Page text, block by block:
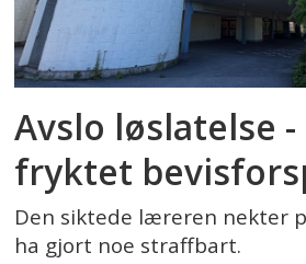
Avslo løslatelse
fryktet
Den siktede læreren nekter
ha gjort noe straffbart.